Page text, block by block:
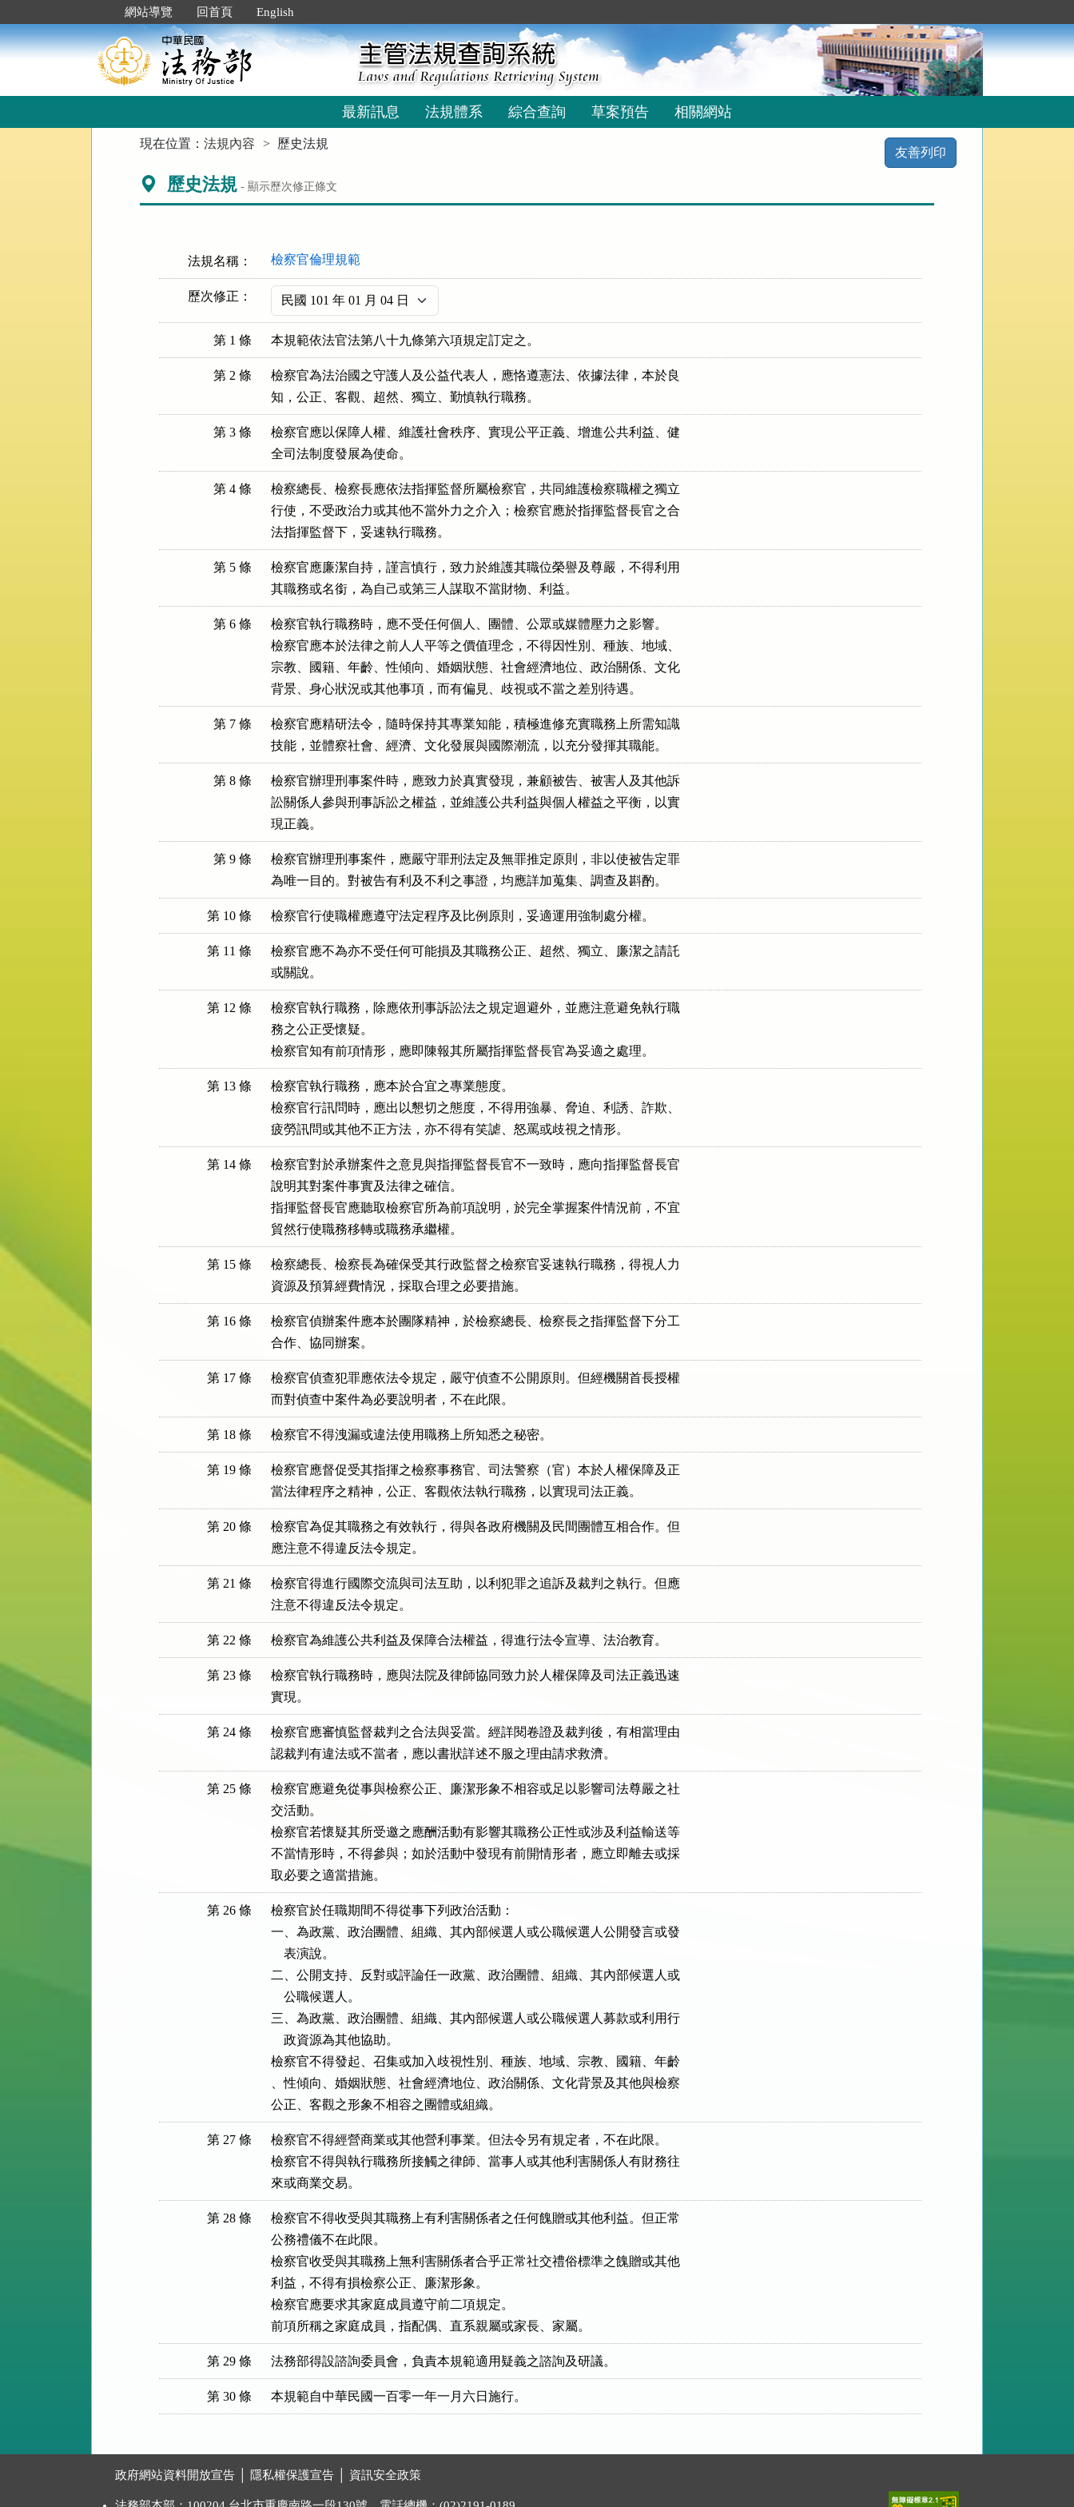
到
主
要
網站導覽 回首頁 English
最新訊息 法規體系 綜合查詢 草案預告 相關網站
現在位置：法規內容 歷史法規
友善列印
歷史法規 - 顯示歷次修正條文
法規名稱： 檢察官倫理規範
歷次修正：
第 1 條 本規範依法官法第八十九條第六項規定訂定之。
第 2 條
檢察官為法治國之守護人及公益代表人，應恪遵憲法、依據法律，本於良
知，公正、客觀、超然、獨立、勤慎執行職務。
第 3 條
檢察官應以保障人權、維護社會秩序、實現公平正義、增進公共利益、健
全司法制度發展為使命。
第 4 條
檢察總長、檢察長應依法指揮監督所屬檢察官，共同維護檢察職權之獨立
行使，不受政治力或其他不當外力之介入；檢察官應於指揮監督長官之合
法指揮監督下，妥速執行職務。
第 5 條
檢察官應廉潔自持，謹言慎行，致力於維護其職位榮譽及尊嚴，不得利用
其職務或名銜，為自己或第三人謀取不當財物、利益。
第 6 條
檢察官執行職務時，應不受任何個人、團體、公眾或媒體壓力之影響。
檢察官應本於法律之前人人平等之價值理念，不得因性別、種族、地域、
宗教、國籍、年齡、性傾向、婚姻狀態、社會經濟地位、政治關係、文化
背景、身心狀況或其他事項，而有偏見、歧視或不當之差別待遇。
第 7 條
檢察官應精研法令，隨時保持其專業知能，積極進修充實職務上所需知識
技能，並體察社會、經濟、文化發展與國際潮流，以充分發揮其職能。
第 8 條
檢察官辦理刑事案件時，應致力於真實發現，兼顧被告、被害人及其他訴
訟關係人參與刑事訴訟之權益，並維護公共利益與個人權益之平衡，以實
現正義。
第 9 條
檢察官辦理刑事案件，應嚴守罪刑法定及無罪推定原則，非以使被告定罪
為唯一目的。對被告有利及不利之事證，均應詳加蒐集、調查及斟酌。
第 10 條 檢察官行使職權應遵守法定程序及比例原則，妥適運用強制處分權。
第 11 條
檢察官應不為亦不受任何可能損及其職務公正、超然、獨立、廉潔之請託
或關說。
第 12 條
檢察官執行職務，除應依刑事訴訟法之規定迴避外，並應注意避免執行職
務之公正受懷疑。
檢察官知有前項情形，應即陳報其所屬指揮監督長官為妥適之處理。
第 13 條
檢察官執行職務，應本於合宜之專業態度。
檢察官行訊問時，應出以懇切之態度，不得用強暴、脅迫、利誘、詐欺、
疲勞訊問或其他不正方法，亦不得有笑謔、怒罵或歧視之情形。
第 14 條
檢察官對於承辦案件之意見與指揮監督長官不一致時，應向指揮監督長官
說明其對案件事實及法律之確信。
指揮監督長官應聽取檢察官所為前項說明，於完全掌握案件情況前，不宜
貿然行使職務移轉或職務承繼權。
第 15 條
檢察總長、檢察長為確保受其行政監督之檢察官妥速執行職務，得視人力
資源及預算經費情況，採取合理之必要措施。
第 16 條
檢察官偵辦案件應本於團隊精神，於檢察總長、檢察長之指揮監督下分工
合作、協同辦案。
第 17 條
檢察官偵查犯罪應依法令規定，嚴守偵查不公開原則。但經機關首長授權
而對偵查中案件為必要說明者，不在此限。
第 18 條 檢察官不得洩漏或違法使用職務上所知悉之秘密。
第 19 條
檢察官應督促受其指揮之檢察事務官、司法警察（官）本於人權保障及正
當法律程序之精神，公正、客觀依法執行職務，以實現司法正義。
第 20 條
檢察官為促其職務之有效執行，得與各政府機關及民間團體互相合作。但
應注意不得違反法令規定。
第 21 條
檢察官得進行國際交流與司法互助，以利犯罪之追訴及裁判之執行。但應
注意不得違反法令規定。
第 22 條 檢察官為維護公共利益及保障合法權益，得進行法令宣導、法治教育。
第 23 條
檢察官執行職務時，應與法院及律師協同致力於人權保障及司法正義迅速
實現。
第 24 條
檢察官應審慎監督裁判之合法與妥當。經詳閱卷證及裁判後，有相當理由
認裁判有違法或不當者，應以書狀詳述不服之理由請求救濟。
第 25 條
檢察官應避免從事與檢察公正、廉潔形象不相容或足以影響司法尊嚴之社
交活動。
檢察官若懷疑其所受邀之應酬活動有影響其職務公正性或涉及利益輸送等
不當情形時，不得參與；如於活動中發現有前開情形者，應立即離去或採
取必要之適當措施。
第 26 條
檢察官於任職期間不得從事下列政治活動：
一、為政黨、政治團體、組織、其內部候選人或公職候選人公開發言或發
    表演說。
二、公開支持、反對或評論任一政黨、政治團體、組織、其內部候選人或
    公職候選人。
三、為政黨、政治團體、組織、其內部候選人或公職候選人募款或利用行
    政資源為其他協助。
檢察官不得發起、召集或加入歧視性別、種族、地域、宗教、國籍、年齡
、性傾向、婚姻狀態、社會經濟地位、政治關係、文化背景及其他與檢察
公正、客觀之形象不相容之團體或組織。
第 27 條
檢察官不得經營商業或其他營利事業。但法令另有規定者，不在此限。
檢察官不得與執行職務所接觸之律師、當事人或其他利害關係人有財務往
來或商業交易。
第 28 條
檢察官不得收受與其職務上有利害關係者之任何餽贈或其他利益。但正常
公務禮儀不在此限。
檢察官收受與其職務上無利害關係者合乎正常社交禮俗標準之餽贈或其他
利益，不得有損檢察公正、廉潔形象。
檢察官應要求其家庭成員遵守前二項規定。
前項所稱之家庭成員，指配偶、直系親屬或家長、家屬。
第 29 條 法務部得設諮詢委員會，負責本規範適用疑義之諮詢及研議。
第 30 條 本規範自中華民國一百零一年一月六日施行。
政府網站資料開放宣告 隱私權保護宣告 資訊安全政策